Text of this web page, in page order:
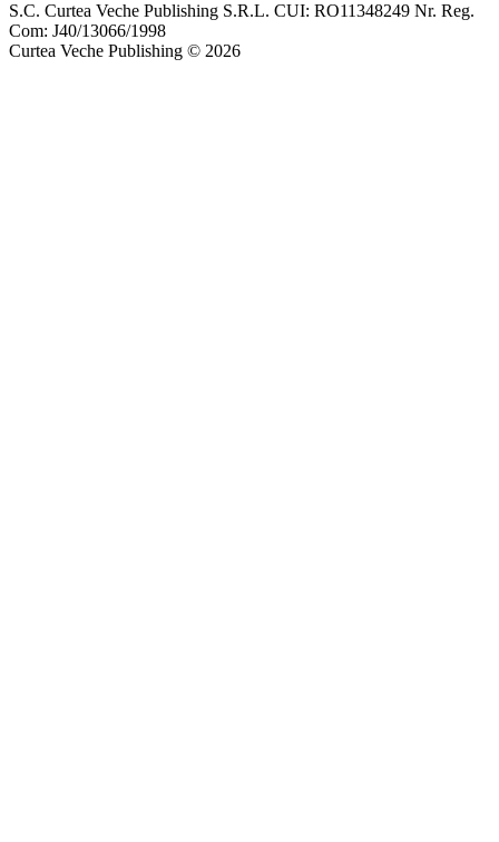
S.C. Curtea Veche Publishing S.R.L. CUI: RO11348249 Nr. Reg.
Com: J40/13066/1998
Curtea Veche Publishing © 2026